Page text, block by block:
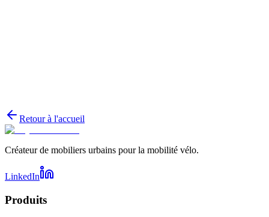
Retour à l'accueil
Créateur de mobiliers urbains pour la mobilité vélo.
LinkedIn
Produits